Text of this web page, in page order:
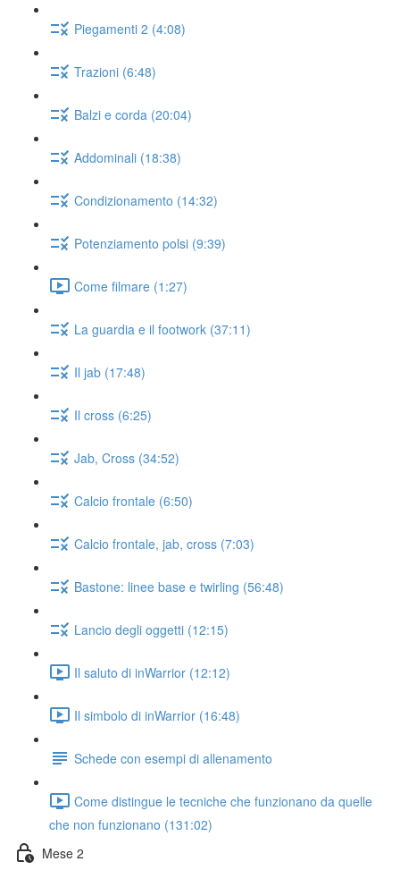
Piegamenti 2 (4:08)
Trazioni (6:48)
Balzi e corda (20:04)
Addominali (18:38)
Condizionamento (14:32)
Potenziamento polsi (9:39)
Come filmare (1:27)
La guardia e il footwork (37:11)
Il jab (17:48)
Il cross (6:25)
Jab, Cross (34:52)
Calcio frontale (6:50)
Calcio frontale, jab, cross (7:03)
Bastone: linee base e twirling (56:48)
Lancio degli oggetti (12:15)
Il saluto di inWarrior (12:12)
Il simbolo di inWarrior (16:48)
Schede con esempi di allenamento
Come distingue le tecniche che funzionano da quelle
che non funzionano (131:02)
Mese 2